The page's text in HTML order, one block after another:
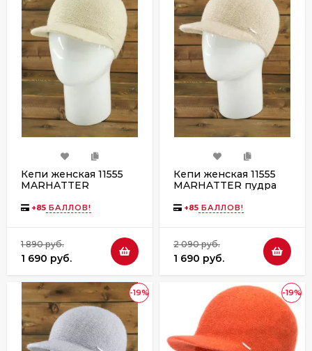
Кепи женская 11555
MARHATTER
+85 БАЛЛОВ!
1 890 руб.
1 690 руб.
Кепи женская 11555
MARHATTER пудра
+85 БАЛЛОВ!
2 090 руб.
1 690 руб.
-19% -19%